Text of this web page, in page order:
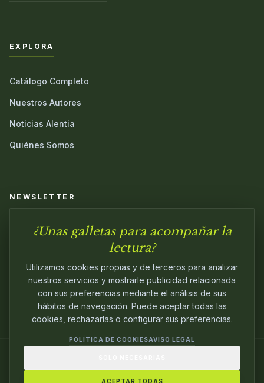
EXPLORA
Catálogo Completo
Nuestros Autores
Noticias Alentia
Quiénes Somos
NEWSLETTER
Únete a nuestra comunidad y sé el primero en conocer las
PASIÓN.
¿Unas galletas para acompañar la
lectura?
Utilizamos cookies propias y de terceros para analizar
nuestros servicios y mostrarle publicidad relacionada
con sus preferencias mediante el análisis de sus
hábitos de navegación. Puede aceptar todas las
cookies, rechazarlas o configurar sus preferencias.
POLÍTICA DE COOKIESAVISO LEGAL
ACEPTAR TODAS